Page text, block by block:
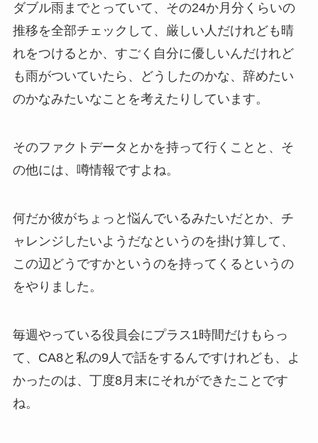
ダブル雨までとっていて、その24か月分くらいの
推移を全部チェックして、厳しい人だけれども晴
れをつけるとか、すごく自分に優しいんだけれど
も雨がついていたら、どうしたのかな、辞めたい
のかなみたいなことを考えたりしています。
そのファクトデータとかを持って行くことと、そ
の他には、噂情報ですよね。
何だか彼がちょっと悩んでいるみたいだとか、チ
ャレンジしたいようだなというのを掛け算して、
この辺どうですかというのを持ってくるというの
をやりました。
毎週やっている役員会にプラス1時間だけもらっ
て、CA8と私の9人で話をするんですけれども、よ
かったのは、丁度8月末にそれができたことです
ね。